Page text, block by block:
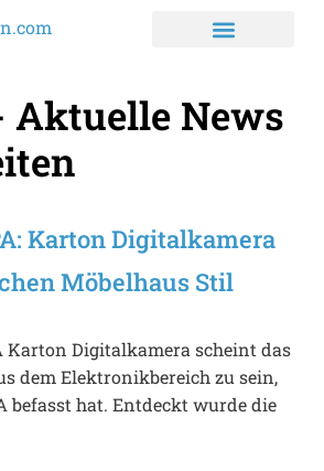
Aktuelle News
Karton Digitalkamera
Möbelhaus Stil
Karton Digitalkamera scheint das
dem Elektronikbereich zu sein,
befasst hat. Entdeckt wurde die